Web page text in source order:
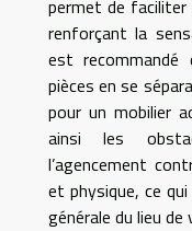
permet de
renforçant la
est recommandé
pièces en se
pour un mobilier
ainsi les
l’agencement
et physique, ce
générale du lieu de